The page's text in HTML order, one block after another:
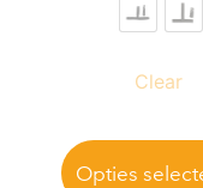
Clear
Opties